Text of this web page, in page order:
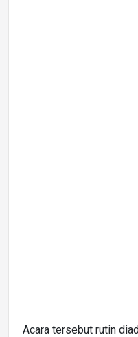
Acara tersebut rutin